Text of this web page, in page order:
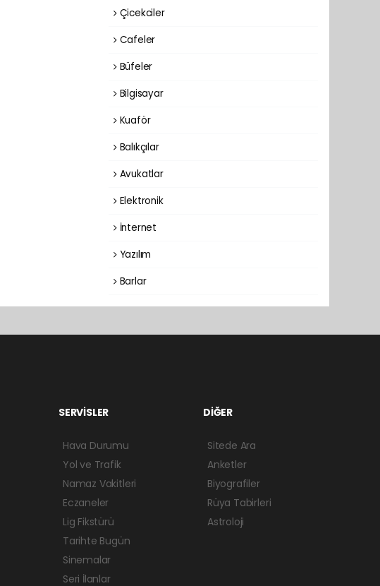
Çicekciler
Cafeler
Büfeler
Bilgisayar
Kuaför
Balıkçılar
Avukatlar
Elektronik
İnternet
Yazılım
Barlar
SERVİSLER
Hava Durumu
Yol ve Trafik
Namaz Vakitleri
Eczaneler
Lig Fikstürü
Tarihte Bugün
Sinemalar
Seri İlanlar
DİĞER
Sitede Ara
Anketler
Biyografiler
Rüya Tabirleri
Astroloji